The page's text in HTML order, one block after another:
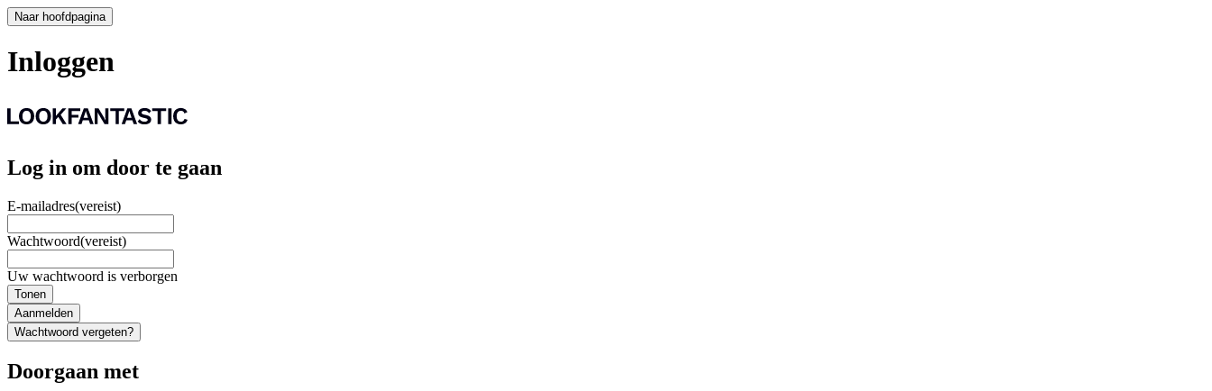
Naar hoofdpagina
Inloggen
Log in om door te gaan
E-mailadres(vereist)
Wachtwoord(vereist)
Uw wachtwoord is verborgen
Tonen
Aanmelden
Wachtwoord vergeten?
Doorgaan met